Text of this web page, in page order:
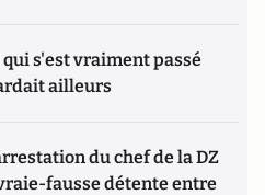
s'est vraiment passé
ailleurs
du chef de la DZ
fausse détente entre